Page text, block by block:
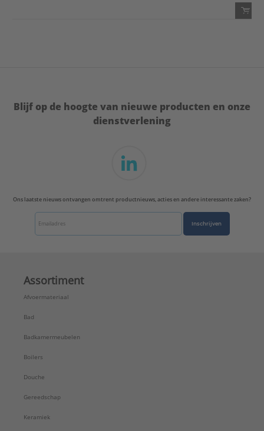
Blijf op de hoogte van nieuwe producten en onze
dienstverlening
Ons laatste nieuws ontvangen omtrent productnieuws, acties en andere interessante zaken?
Inschrijven
Assortiment
Afvoermateriaal
Bad
Badkamermeubelen
Boilers
Douche
Gereedschap
Keramiek